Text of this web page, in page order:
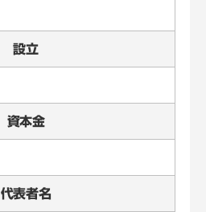
設立
資本金
代表者名